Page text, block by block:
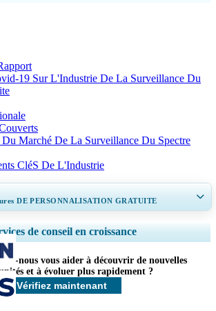
19 Sur L'Industrie De La Surveillance Du
Du Marché De La Surveillance Du Spectre
CléS De L'Industrie
DE PERSONNALISATION GRATUITE
e por país, Análise de segmentos, Perfis de
competitivo, e insights sobre o usuário final.
Personnaliser maintenant
de conseil en croissance
nous vous aider à découvrir de nouvelles
et à évoluer plus rapidement ?
Vérifiez maintenant